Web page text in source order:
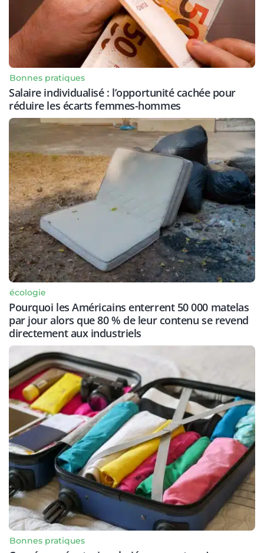
Bonnes pratiques
Salaire individualisé : l’opportunité cachée pour
réduire les écarts femmes-hommes
écologie
Pourquoi les Américains enterrent 50 000 matelas
par jour alors que 80 % de leur contenu se revend
directement aux industriels
Bonnes pratiques